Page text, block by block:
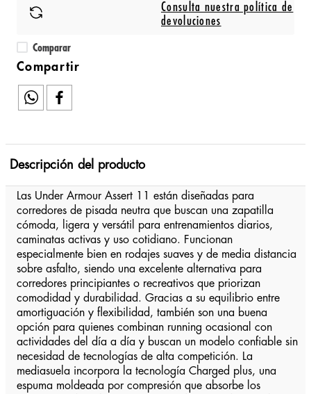
Consulta nuestra política de
devoluciones
Comparar
Descripción del producto
Las Under Armour Assert 11 están diseñadas para
corredores de pisada neutra que buscan una zapatilla
cómoda, ligera y versátil para entrenamientos diarios,
caminatas activas y uso cotidiano. Funcionan
especialmente bien en rodajes suaves y de media distancia
sobre asfalto, siendo una excelente alternativa para
corredores principiantes o recreativos que priorizan
comodidad y durabilidad. Gracias a su equilibrio entre
amortiguación y flexibilidad, también son una buena
opción para quienes combinan running ocasional con
actividades del día a día y buscan un modelo confiable sin
necesidad de tecnologías de alta competición. La
mediasuela incorpora la tecnología Charged plus, una
espuma moldeada por compresión que absorbe los